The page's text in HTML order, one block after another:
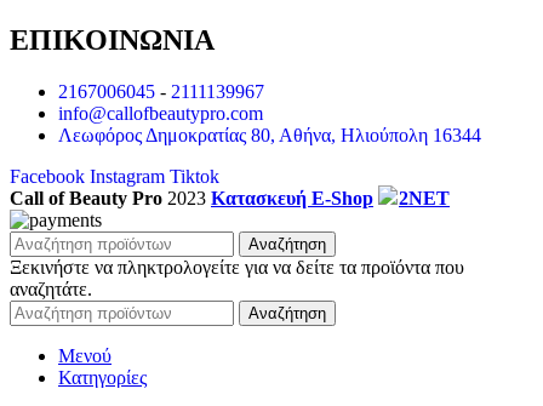
ΕΠΙΚΟΙΝΩΝΙΑ
2167006045 - 2111139967
info@callofbeautypro.com
Λεωφόρος Δημοκρατίας 80, Αθήνα, Ηλιούπολη 16344
Facebook Instagram Tiktok
Call of Beauty Pro 2023 Κατασκευή E-Shop 2NET
Αναζήτηση
Ξεκινήστε να πληκτρολογείτε για να δείτε τα προϊόντα που
αναζητάτε.
Αναζήτηση
Μενού
Κατηγορίες